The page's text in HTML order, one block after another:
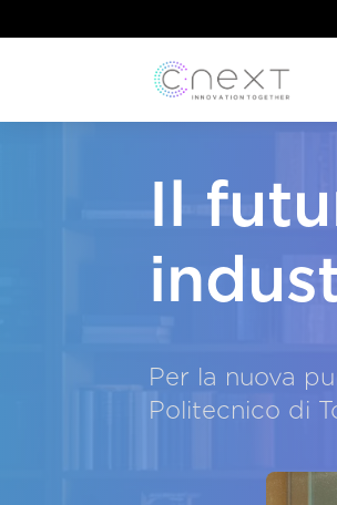
Il
Per la nuova
Politecnico di